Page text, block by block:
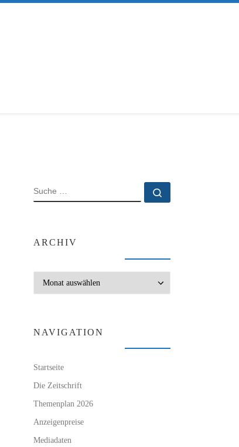
SUCHE
ARCHIV
NAVIGATION
Startseite
Die Zeitschrift
Themenplan 2026
Anzeigenpreise
Mediadaten